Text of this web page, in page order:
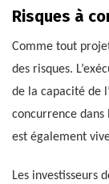
Risques à
Comme tout
des risques.
de la capacité de
concurrence
est également
Les investisseurs